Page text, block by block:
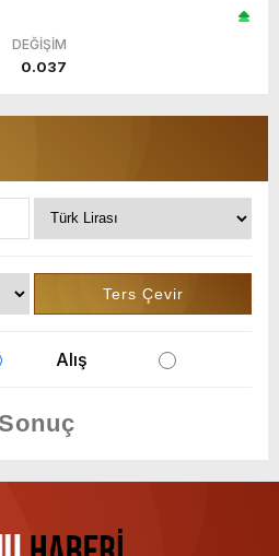
DEĞİŞİM
0.037
Alış